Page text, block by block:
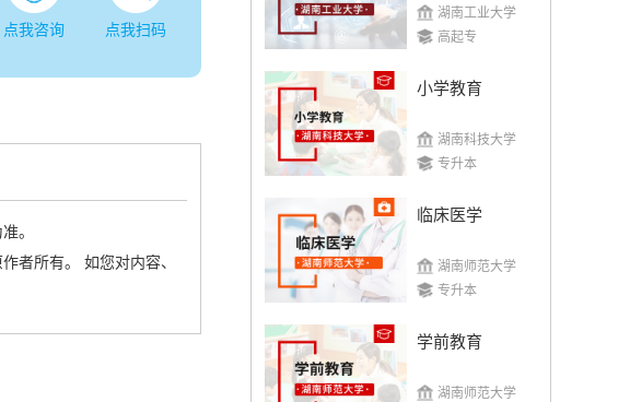
点我咨询 点我扫码
。
者所有。 如您对内容、
湖南工业大学
高起专
小学教育
湖南科技大学
专升本
临床医学
湖南师范大学
专升本
学前教育
湖南师范大学